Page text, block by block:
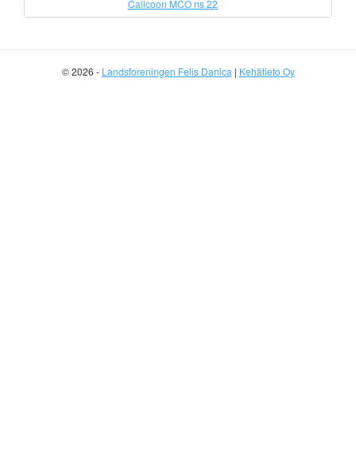
Calicoon MCO ns 22
© 2026 - Landsforeningen Felis Danica | Kehätieto Oy